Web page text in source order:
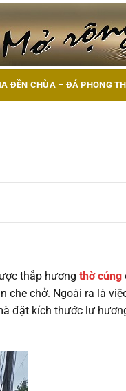
ĐỀN CHÙA – ĐÁ PHONG
thắp hương thờ cúng
che chở. Ngoài ra là
đặt kích thước lư